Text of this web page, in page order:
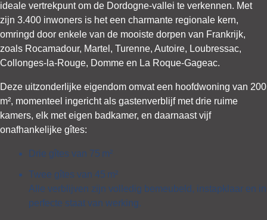
ideale vertrekpunt om de Dordogne-vallei te verkennen. Met
zijn 3.400 inwoners is het een charmante regionale kern,
omringd door enkele van de mooiste dorpen van Frankrijk,
zoals Rocamadour, Martel, Turenne, Autoire, Loubressac,
Collonges-la-Rouge, Domme en La Roque-Gageac.
Deze uitzonderlijke eigendom omvat een hoofdwoning van 200
m², momenteel ingericht als gastenverblijf met drie ruime
kamers, elk met eigen badkamer, en daarnaast vijf
onafhankelijke gîtes:
Drie gîtes van 75 m²
Twee gîtes van 45 m²
Alle verblijven zijn volledig bemeubeld, instapklaar en in
perfecte staat van werking.